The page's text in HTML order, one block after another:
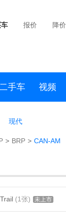
报价 降价
手车 视频
现代
> BRP > CAN-AM
(1张) 未上市